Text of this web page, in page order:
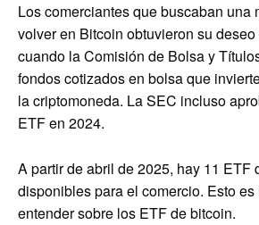
Los comerciantes que buscaban una
volver en Bitcoin obtuvieron su
cuando la Comisión de Bolsa y
fondos cotizados en bolsa que
la criptomoneda. La SEC incluso
ETF en 2024.
A partir de abril de 2025, hay 11 ETF
disponibles para el comercio. Esto
entender sobre los ETF de bitcoin.